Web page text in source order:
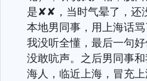
是✘✘，当时气晕了，还
本地男同事，用上海话
我没听全懂，最后一句
没敢吭声。之后男同事
海人，临近上海，冒充